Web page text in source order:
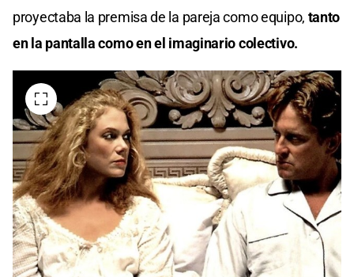
proyectaba la premisa de la pareja como equipo, tanto
en la pantalla como en el imaginario colectivo.